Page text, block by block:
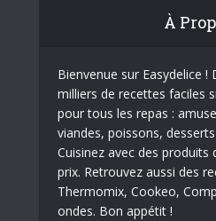
À
Bienvenue sur Easydelice !
milliers de recettes faciles
pour tous les repas :
viandes, poissons,
Cuisinez avec des
prix. Retrouvez aussi des
Thermomix, Cookeo,
ondes. Bon appétit !